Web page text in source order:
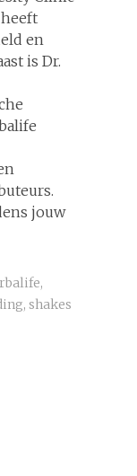
en
is Dr.
jouw
,
, shakes